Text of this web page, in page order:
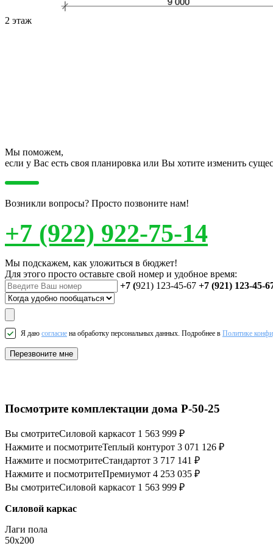
2 этаж
Мы поможем,
если у Вас есть своя планировка или Вы хотите изменить
Возникли вопросы? Просто позвоните нам!
+7 (922) 922-75-14
Мы подскажем, как уложиться в бюджет!
Для этого просто оставьте свой номер и удобное время:
+7 (921) 123-45-67 +7 (921) 123-45-
Я даю согласие на обработку персональных данных. Подробнее в Политике
Перезвоните мне
Посмотрите комплектации дома P-50-25
Вы смотритеСиловой каркасот 1 563 999 ₽
Нажмите и посмотритеТеплый контурот 3 071 126 ₽
Нажмите и посмотритеСтандартот 3 717 141 ₽
Нажмите и посмотритеПремиумот 4 253 035 ₽
Вы смотритеСиловой каркасот 1 563 999 ₽
Силовой каркас
Лаги пола
50x200